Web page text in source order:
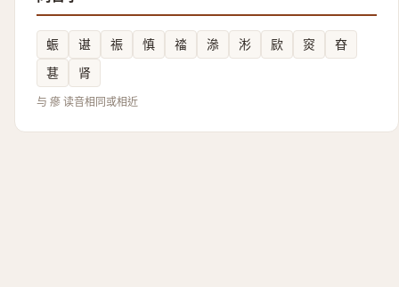
蜄 谌 祳 慎 䄕 㵕 涁 㰮 䆦
昚
葚
肾
与 瘮 读音相同或相近